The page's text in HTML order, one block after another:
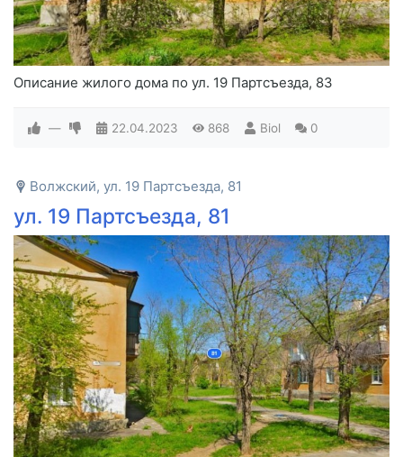
Описание жилого дома по ул. 19 Партсъезда, 83
— 22.04.2023 868 Biol 0
Волжский, ул. 19 Партсъезда, 81
ул. 19 Партсъезда, 81